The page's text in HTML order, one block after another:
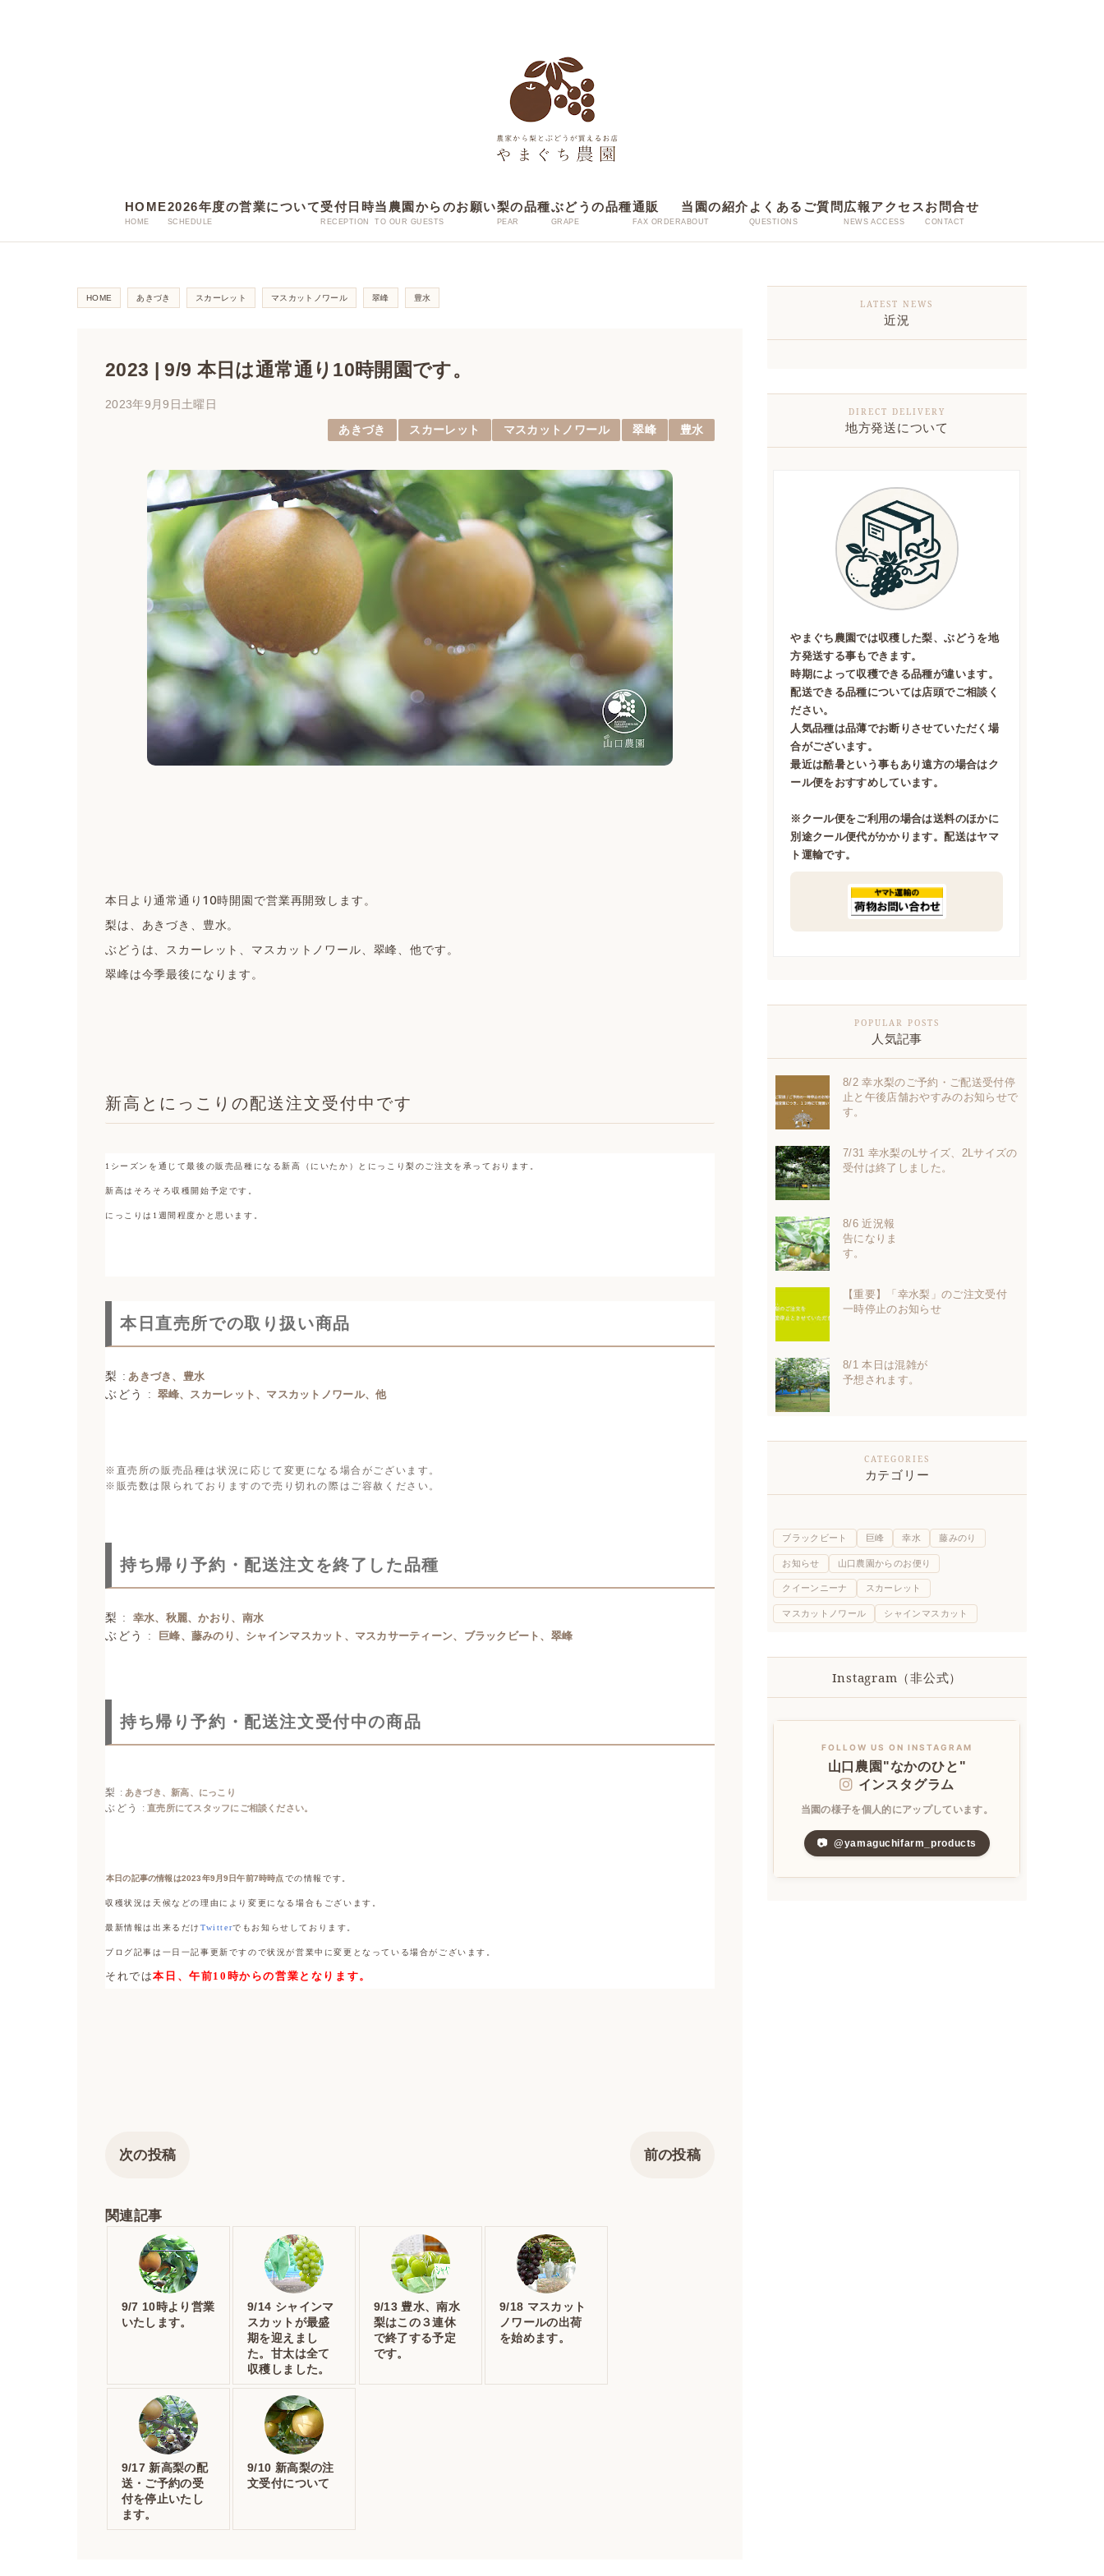
HOME2026年度の営業について受付日時当農園からのお願い梨の品種ぶどうの品種通販 当園の紹介 よくあるご質問 広報アクセスお問合せ
HOME あきづき スカーレット マスカットノワール 翠峰 豊水
2023 | 9/9 本日は通常通り10時開園です。
2023年9月9日土曜日
あきづき スカーレット マスカットノワール 翠峰 豊水
本日より通常通り10時開園で営業再開致します。
梨は、あきづき、豊水。
ぶどうは、スカーレット、マスカットノワール、翠峰、他です。
翠峰は今季最後になります。
新高とにっこりの配送注文受付中です
1シーズンを通じて最後の販売品種になる新高（にいたか）とにっこり梨のご注文を承っております。
新高はそろそろ収穫開始予定です。
にっこりは1週間程度かと思います。
本日直売所での取り扱い商品
梨 : あきづき、豊水
ぶどう : 翠峰、スカーレット、マスカットノワール、他
※直売所の販売品種は状況に応じて変更になる場合がございます。
※販売数は限られておりますので売り切れの際はご容赦ください。
持ち帰り予約・配送注文を終了した品種
梨 :
幸水、秋麗、かおり、南水
ぶどう :
巨峰、藤みのり、シャインマスカット、マスカサーティーン、ブラックビート、翠峰
持ち帰り予約・配送注文受付中の商品
梨 : あきづき、新高、にっこり
ぶどう : 直売所にてスタッフにご相談ください。
本日の記事の情報は2023年9月9日午前7時時点での情報です。
収穫状況は天候などの理由により変更になる場合もございます。
最新情報は出来るだけTwitterでもお知らせしております。
ブログ記事は一日一記事更新ですので状況が営業中に変更となっている場合がございます。
それでは本日、午前10時からの営業となります。
次の投稿 前の投稿
関連記事
9/7 10時より営業
いたします。
9/14 シャインマ
スカットが最盛
期を迎えまし
た。甘太は全て
収穫しました。
9/13 豊水、南水
梨はこの３連休
で終了する予定
です。
9/18 マスカット
ノワールの出荷
を始めます。
9/17 新高梨の配
送・ご予約の受
付を停止いたし
ます。
9/10 新高梨の注
文受付について
近況
地方発送について
やまぐち農園では収穫した梨、ぶどうを地
方発送する事もできます。
時期によって収穫できる品種が違います。
配送できる品種については店頭でご相談く
ださい。
人気品種は品薄でお断りさせていただく場
合がございます。
最近は酷暑という事もあり遠方の場合はク
ール便をおすすめしています。
※クール便をご利用の場合は送料のほかに
別途クール便代がかかります。配送はヤマ
ト運輸です。
人気記事
8/2 幸水梨のご予約・ご配送受付停
止と午後店舗おやすみのお知らせで
す。
7/31 幸水梨のLサイズ、2Lサイズの
受付は終了しました。
8/6 近況報
告になりま
す。
【重要】「幸水梨」のご注文受付
一時停止のお知らせ
8/1 本日は混雑が
予想されます。
カテゴリー
ブラックビート 巨峰 幸水 藤みのり
お知らせ 山口農園からのお便り
クイーンニーナ スカーレット
マスカットノワール シャインマスカット
Instagram（非公式）
FOLLOW US ON INSTAGRAM
山口農園"なかのひと"
インスタグラム
当園の様子を個人的にアップしています。
📷 @yamaguchifarm_products